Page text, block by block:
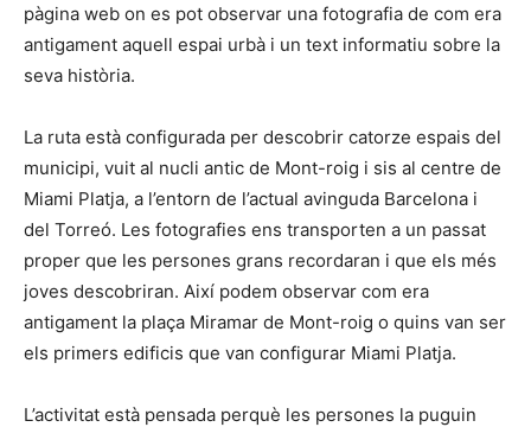
pàgina web on es pot observar una fotografia de com era
antigament aquell espai urbà i un text informatiu sobre la
seva història.
La ruta està configurada per descobrir catorze espais del
municipi, vuit al nucli antic de Mont-roig i sis al centre de
Miami Platja, a l’entorn de l’actual avinguda Barcelona i
del Torreó. Les fotografies ens transporten a un passat
proper que les persones grans recordaran i que els més
joves descobriran. Així podem observar com era
antigament la plaça Miramar de Mont-roig o quins van ser
els primers edificis que van configurar Miami Platja.
L’activitat està pensada perquè les persones la puguin